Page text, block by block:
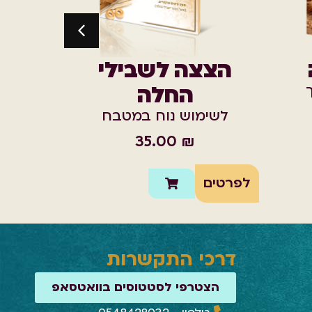
הצצה לשבילי
החלה
לשימוש נוח במטבח
35.00 ₪
לפרטים
דרכי התקשרות
הצטרפי לסטטוסים בוואטסאפ